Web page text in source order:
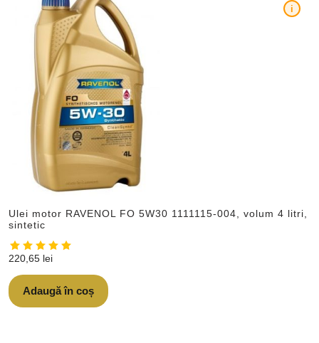
Ulei motor RAVENOL FO 5W30 1111115-004, volum 4 litri,
sintetic
i
220,65 lei
Adaugă în coș